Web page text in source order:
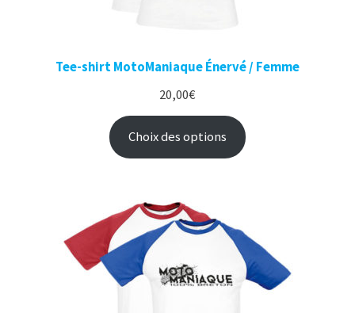
Tee-shirt MotoManiaque Énervé / Femme
20,00€
Choix des options